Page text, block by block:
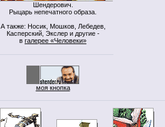
Шендерович.
Рыцарь непечатного образа.
А также: Носик, Мошков, Лебедев,
Касперский, Экслер и другие -
в галерее «Человеки»
моя кнопка